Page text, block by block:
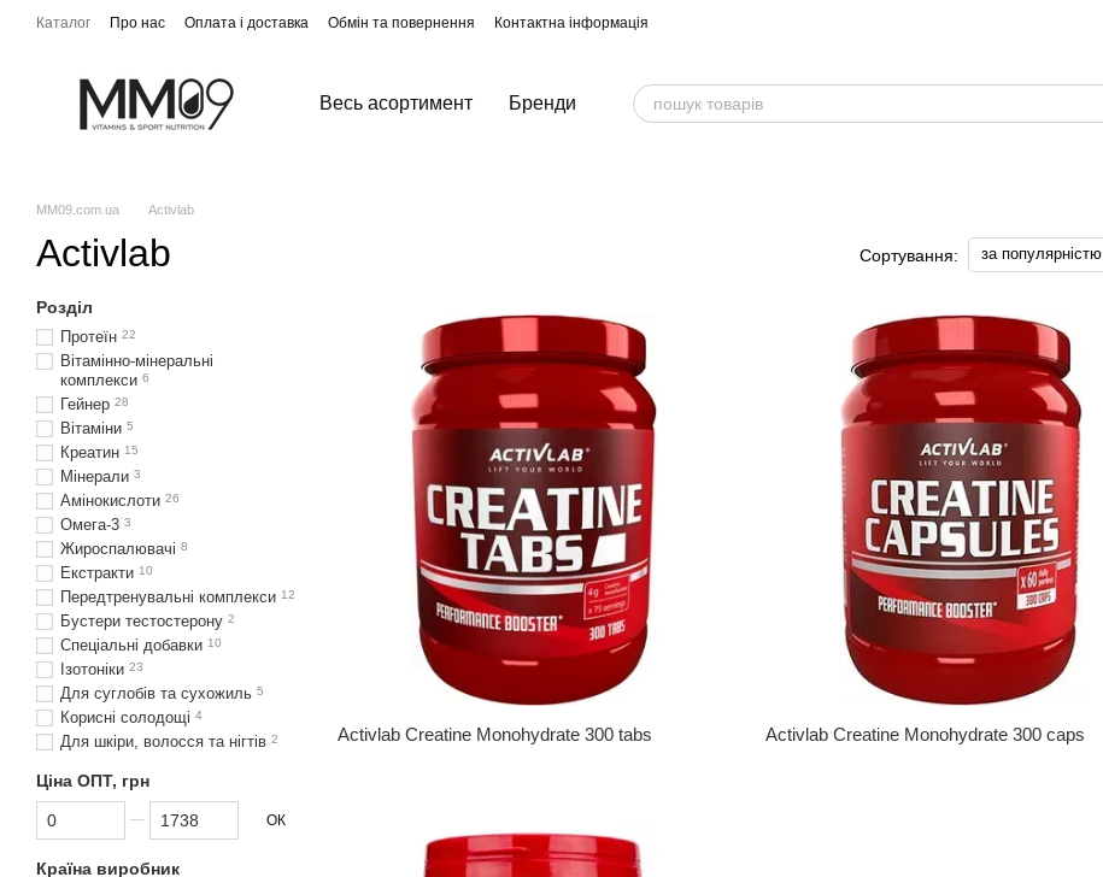
Перейти до основного контенту
Каталог Про нас Оплата і доставка Обмін та повернення Контактна інформація
Весь асортимент Бренди
MM09.com.ua Activlab
Activlab Сортування: за популярністю
Activlab Creatine Monohydrate 300 tabs Activlab Creatine Monohydrate 300 caps
Розділ
Протеїн 22
Вітамінно-мінеральні
комплекси 6
Гейнер 28
Вітаміни 5
Креатин 15
Мінерали 3
Амінокислоти 26
Омега-3 3
Жироспалювачі 8
Екстракти 10
Передтренувальні комплекси 12
Бустери тестостерону 2
Спеціальні добавки 10
Ізотоніки 23
Для суглобів та сухожиль 5
Корисні солодощі 4
Для шкіри, волосся та нігтів 2
Ціна ОПТ, грн
Від Ціна ОПТ, грн
До Ціна ОПТ, грн ОК
Країна виробник